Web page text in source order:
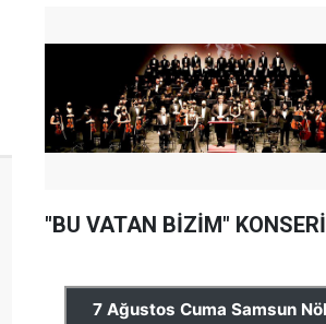
"BU VATAN BİZİM" KONSERİ